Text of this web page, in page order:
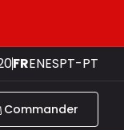
FRENESPT-PT
Commander